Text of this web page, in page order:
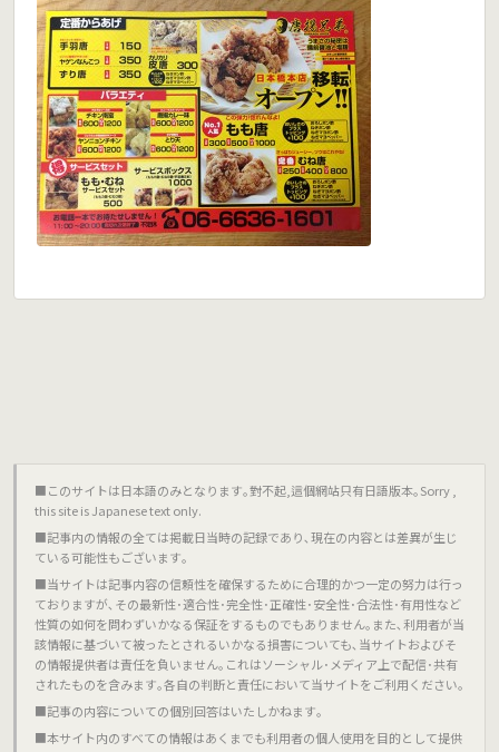
■このサイトは日本語のみとなります｡對不起,這個網站只有日語版本｡Sorry ,
this site is Japanese text only.
■記事内の情報の全ては掲載日当時の記録であり､現在の内容とは差異が生じ
ている可能性もございます｡
■当サイトは記事内容の信頼性を確保するために合理的かつ一定の努力は行っ
ておりますが､その最新性･適合性･完全性･正確性･安全性･合法性･有用性など
性質の如何を問わずいかなる保証をするものでもありません｡また､利用者が当
該情報に基づいて被ったとされるいかなる損害についても､当サイトおよびそ
の情報提供者は責任を負いません｡これはソーシャル･メディア上で配信･共有
されたものを含みます｡各自の判断と責任において当サイトをご利用ください｡
■記事の内容についての個別回答はいたしかねます｡
■本サイト内のすべての情報はあくまでも利用者の個人使用を目的として提供